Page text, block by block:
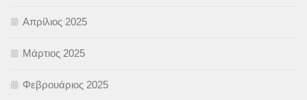
Απρίλιος 2025
Μάρτιος 2025
Φεβρουάριος 2025